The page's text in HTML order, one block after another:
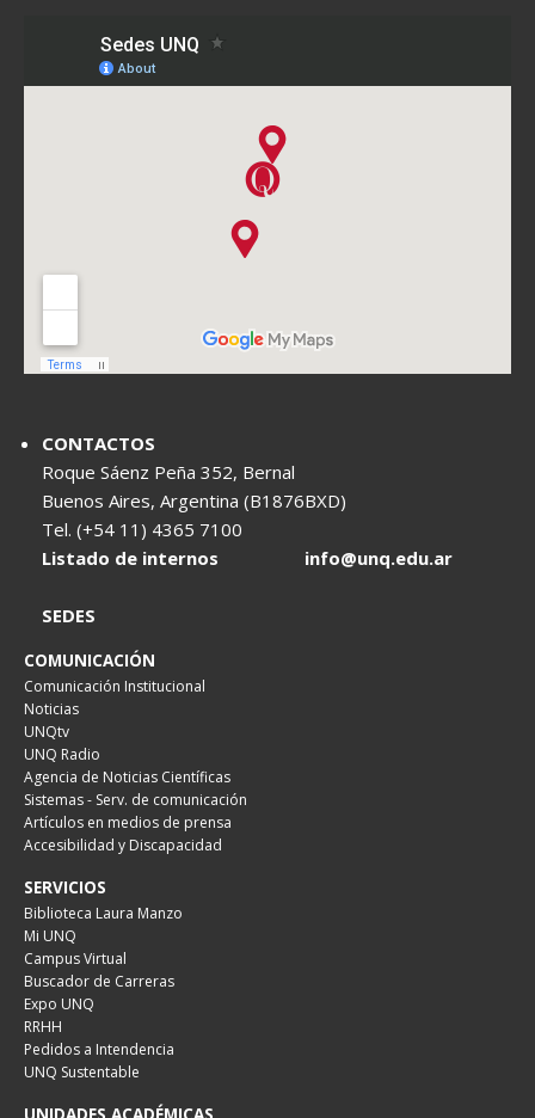
CONTACTOS
Roque Sáenz Peña 352, Bernal
Buenos Aires, Argentina (B1876BXD)
Tel. (+54 11) 4365 7100
Listado de internos
info@unq.edu.ar
SEDES
COMUNICACIÓN
Comunicación Institucional
Noticias
UNQtv
UNQ Radio
Agencia de Noticias Científicas
Sistemas - Serv. de comunicación
Artículos en medios de prensa
Accesibilidad y Discapacidad
SERVICIOS
Biblioteca Laura Manzo
Mi UNQ
Campus Virtual
Buscador de Carreras
Expo UNQ
RRHH
Pedidos a Intendencia
UNQ Sustentable